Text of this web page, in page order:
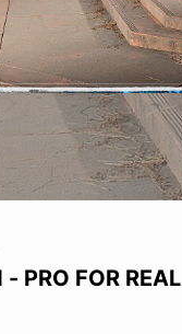
PRO FOR REAL